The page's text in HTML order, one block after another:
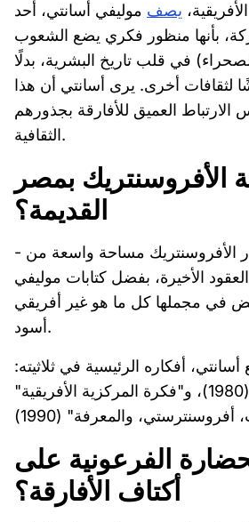
يصف موليفي أسانتي، أحد
بأنها منظور فكري يضع الشعوب
في قلب تاريخ البشرية، بدلًا
لثقافات أخرى. يرى أسانتي أن هذا
الارتباط العميق للأفارقة بجذورهم
الثقافية.
الأفروسنتريك بمصر
القديمة؟
- اكتسبت أفكار الأفروسنتريك مساحة واسعة من
الأخيرة، بفضل كتابات موليفي
في مجملها كل ما هو غير أفريقي
أسود.
أفكاره الرئيسية في ثلاثيته:
"أفروسنترستي" (1980)، و"فكرة المركزية الأفريقية"
الفرعونية على
أكتاف الأفارقة؟